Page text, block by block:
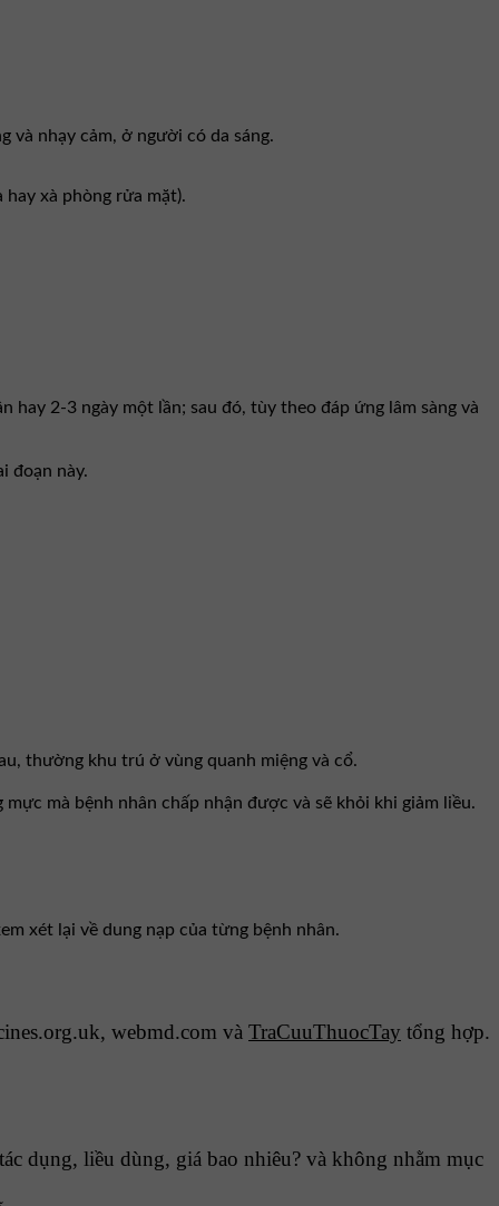
và nhạy cảm, ở người có da sáng.
xà phòng rửa mặt).
2-3 ngày một lần; sau đó, tùy theo đáp ứng lâm sàng và
đoạn này.
thường khu trú ở vùng quanh miệng và cổ.
mà bệnh nhân chấp nhận được và sẽ khỏi khi giảm liều.
xét lại về dung nạp của từng bệnh nhân.
webmd.com và TraCuuThuocTay tổng hợp.
dụng, liều dùng, giá bao nhiêu? và không nhằm mục